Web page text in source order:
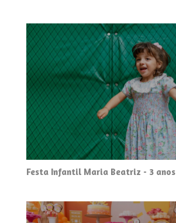
Festa Infantil Maria Beatriz - 3 anos